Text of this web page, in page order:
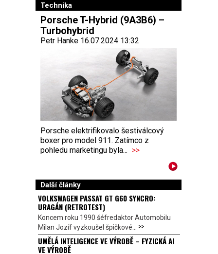
Technika
Porsche T-Hybrid (9A3B6) –
Turbohybrid
Petr Hanke 16.07.2024 13:32
Porsche elektrifikovalo šestiválcový
boxer pro model 911. Zatímco z
pohledu marketingu byla... >>
Další články
VOLKSWAGEN PASSAT GT G60 SYNCRO:
URAGÁN (RETROTEST)
Koncem roku 1990 šéfredaktor Automobilu
Milan Jozíf vyzkoušel špičkové... >>
UMĚLÁ INTELIGENCE VE VÝROBĚ – FYZICKÁ AI
VE VÝROBĚ